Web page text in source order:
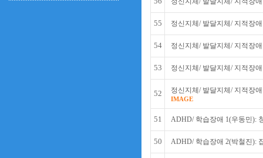
55 정신지체/ 발달지체/ 지적장
54 정신지체/ 발달지체/ 지적장
53 정신지체/ 발달지체/ 지적장
52 정신지체/ 발달지체/ 지적장
IMAGE
51 ADHD/ 학습장애 1(우동민):
50 ADHD/ 학습장애 2(박철진):